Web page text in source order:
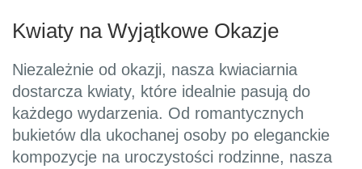
Kwiaty na Wyjątkowe Okazje
Niezależnie od okazji, nasza kwiaciarnia
dostarcza kwiaty, które idealnie pasują do
każdego wydarzenia. Od romantycznych
bukietów dla ukochanej osoby po eleganckie
kompozycje na uroczystości rodzinne, nasza